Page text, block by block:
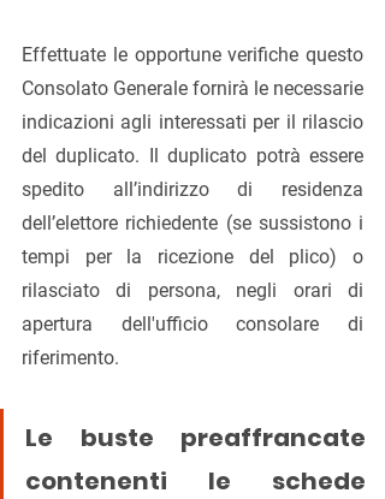
Effettuate le opportune verifiche questo
Consolato Generale fornirà le necessarie
indicazioni agli interessati per il rilascio
del duplicato. Il duplicato potrà essere
spedito all’indirizzo di residenza
dell’elettore richiedente (se sussistono i
tempi per la ricezione del plico) o
rilasciato di persona, negli orari di
apertura dell'ufficio consolare di
riferimento.
Le buste preaffrancate
contenenti le schede